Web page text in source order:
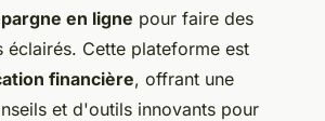
en ligne pour faire des
éclairés. Cette plateforme est
financière, offrant une
et d'outils innovants pour